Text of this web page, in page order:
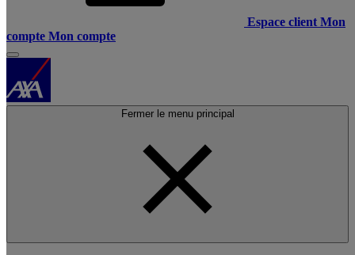
Espace client Mon
compte Mon compte
Fermer le menu principal